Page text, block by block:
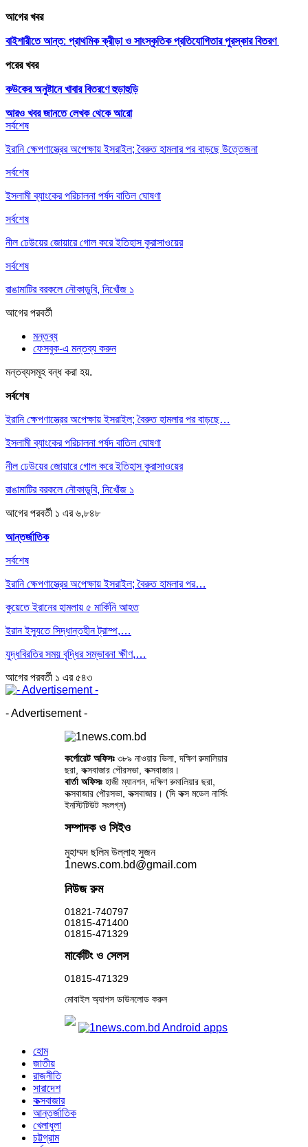
আগের খবর
বাইশারীতে আন্ত: প্রাথমিক ক্রীড়া ও সাংস্কৃতিক প্রতিযোগিতার পুরস্কার বিতরণ
পরের খবর
কউকের অনুষ্টানে খাবার বিতরণে হুড়াহুড়ি
আরও খবর জানতে লেখক থেকে আরো
সর্বশেষ
ইরানি ক্ষেপণাস্ত্রের অপেক্ষায় ইসরাইল; বৈরুত হামলার পর বাড়ছে উত্তেজনা
সর্বশেষ
ইসলামী ব্যাংকের পরিচালনা পর্ষদ বাতিল ঘোষণা
সর্বশেষ
নীল ঢেউয়ের জোয়ারে গোল করে ইতিহাস কুরাসাওয়ের
সর্বশেষ
রাঙামাটির বরকলে নৌকাডুবি, নিখোঁজ ১
আগেরপরবর্তী
মন্তব্য
ফেসবুক-এ মন্তব্য করুন
মন্তব্যসমূহ বন্ধ করা হয়.
সর্বশেষ
ইরানি ক্ষেপণাস্ত্রের অপেক্ষায় ইসরাইল; বৈরুত হামলার পর বাড়ছে…
ইসলামী ব্যাংকের পরিচালনা পর্ষদ বাতিল ঘোষণা
নীল ঢেউয়ের জোয়ারে গোল করে ইতিহাস কুরাসাওয়ের
রাঙামাটির বরকলে নৌকাডুবি, নিখোঁজ ১
আগেরপরবর্তী ১ এর ৬,৮৪৮
আন্তর্জাতিক
সর্বশেষ
ইরানি ক্ষেপণাস্ত্রের অপেক্ষায় ইসরাইল; বৈরুত হামলার পর…
কুয়েতে ইরানের হামলায় ৫ মার্কিনি আহত
ইরান ইস্যুতে সিদ্ধান্তহীন ট্রাম্প,…
যুদ্ধবিরতির সময় বৃদ্ধির সম্ভাবনা ক্ষীণ,…
আগেরপরবর্তী ১ এর ৫৪৩
- Advertisement -
কর্পোরেট অফিসঃ ৩৮৯ নাওয়ার ভিলা, দক্ষিণ রুমালিয়ার
ছরা, কক্সবাজার পৌরসভা, কক্সবাজার।
বার্তা অফিসঃহাজী ম্যানশন, দক্ষিণ রুমালিয়ার ছরা,
কক্সবাজার পৌরসভা, কক্সবাজার। (দি কক্স মডেল নার্সিং
ইনস্টিটিউট সংলগ্ন)
সম্পাদক ও সিইও
মুহাম্মদ ছলিম উল্লাহ সুজন
1news.com.bd@gmail.com
নিউজ রুম
01821-740797
01815-471400
01815-471329
মার্কেটিং ও সেলস
01815-471329
মোবাইল অ্যাপস ডাউনলোড করুন
হোম
জাতীয়
রাজনীতি
সারাদেশ
কক্সবাজার
আন্তর্জাতিক
খেলাধুলা
চট্টগ্রাম